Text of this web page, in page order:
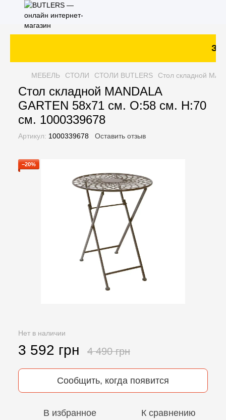
МЕБЕЛЬ СТОЛИ СТОЛИ BUTLERS Стол складной
Стол складной MANDALA
GARTEN 58х71 см. O:58 см. H:70
см. 1000339678
Артикул: 1000339678 Оставить отзыв
−20%
Нет в наличии
3 592 грн 4 490 грн
Сообщить, когда появится
В избранное К сравнению